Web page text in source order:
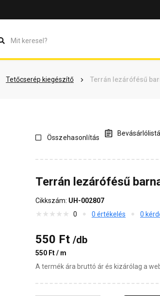
Tetőcserép kiegészítő Terrán lezárófésű
Vásárlói vélemények Kérdések és válaszok
Összehasonlítás
Terrán lezárófésű
Cikkszám: UH-002807
0
0 értékelés 0
550 Ft /db
550 Ft / m
A termék ára bruttó ár és kizárólag a